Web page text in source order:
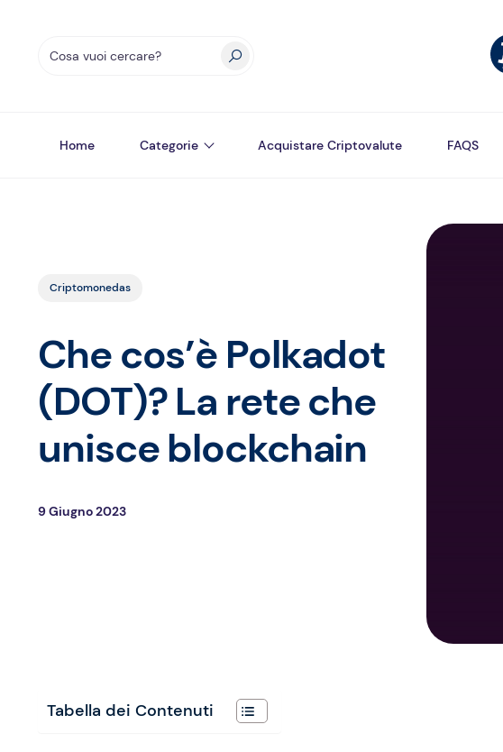
Home Categorie Acquistare Criptovalute FAQS
Criptomonedas
Che cos’è Polkadot
(DOT)? La rete che
unisce blockchain
9 Giugno 2023
Tabella dei Contenuti